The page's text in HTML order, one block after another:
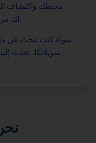
محيطك واكتشاف
لك مرشدك بكل فخر قصصاً عن وطنه.
سواء كنت تبحث عن
سريلانكا، تحدث